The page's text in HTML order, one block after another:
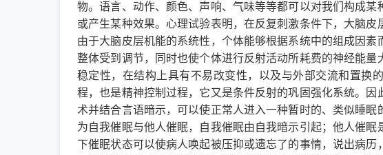
物。语言、动作、颜色、声响、气味等等都可以对我们构成
或产生某种效果。心理试验表明，在反复刺激条件下，大脑皮
由于大脑皮层机能的系统性，个体能够根据系统中的组成因
整体受到调节，同时也使个体进行反射活动所耗费的神经能
稳定性，在结构上具有不易改变性，以及与外部交流和置换
程，也是精神控制过程，它又是条件反射的巩固强化系统。
术并结合言语暗示，可以使正常人进入一种暂时的、类似睡
为自我催眠与他人催眠，自我催眠由自我暗示引起；他人催
下催眠状态可以使病人唤起被压抑或遗忘了的事情，说出病